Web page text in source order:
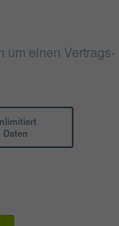
um einen Vertrags-
Daten